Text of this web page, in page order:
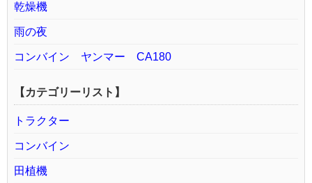
乾燥機
雨の夜
コンバイン ヤンマー CA180
【カテゴリーリスト】
トラクター
コンバイン
田植機